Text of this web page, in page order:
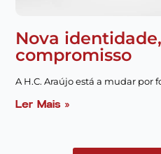
Nova
compromisso
A H.C. Araújo está a mudar por
Ler Mais »